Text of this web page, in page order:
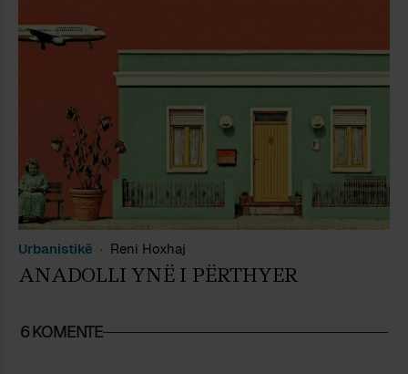
Urbanistikë Reni Hoxhaj
ANADOLLI YNË I PËRTHYER
6 KOMENTE